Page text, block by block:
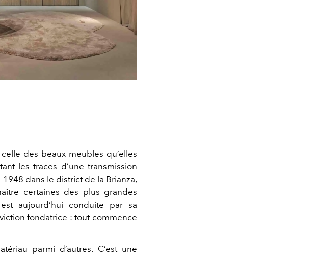
des beaux meubles qu’elles
les traces d’une transmission
dans le district de la Brianza,
certaines des plus grandes
aujourd’hui conduite par sa
fondatrice : tout commence
parmi d’autres. C’est une